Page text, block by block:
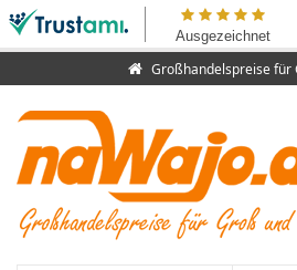
Großhandelspreise für